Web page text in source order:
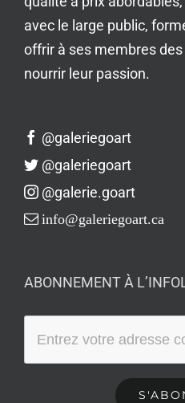
avec le large public,
offrir à ses membres
nourrir leur passion.
@galeriegoart
@galeriegoart
@galerie.goart
info@galeriegoart.ca
ABONNEMENT À